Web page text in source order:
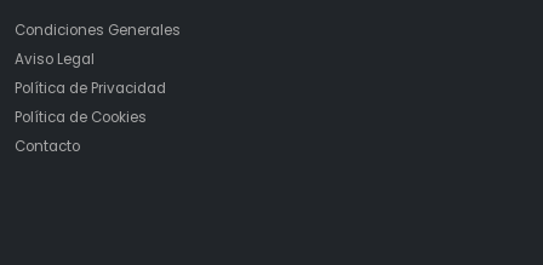
Condiciones Generales
Aviso Legal
Política de Privacidad
Política de Cookies
Contacto